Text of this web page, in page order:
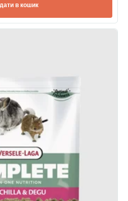
в кошик